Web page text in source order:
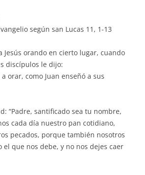
según san Lucas 11, 1-13
Jesús orando en cierto lugar, cuando
discípulos le dijo:
orar, como Juan enseñó a sus
“Padre, santificado sea tu nombre,
cada día nuestro pan cotidiano,
pecados, porque también nosotros
el que nos debe, y no nos dejes caer